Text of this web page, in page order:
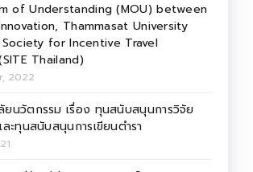
of Understanding (MOU) between
Thammasat University
for Incentive Travel
Thailand)
2022
ยนวัตกรรม เรื่อง ทุนสนับสนุนการวิจัย
ะทุนสนับสนุนการเขียนตำรา